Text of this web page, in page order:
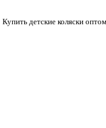
Купить детские коляски